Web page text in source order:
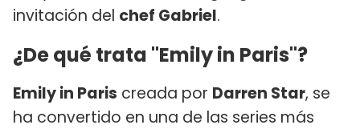
invitación del chef Gabriel.
¿De qué trata "Emily in Paris"?
Emily in Paris creada por Darren Star, se
ha convertido en una de las series más